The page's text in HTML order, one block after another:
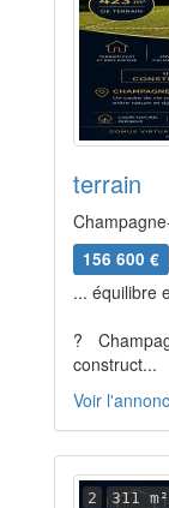
terrain
156 600 €
... équilibre
?
construct...
Voir
2 311 m²